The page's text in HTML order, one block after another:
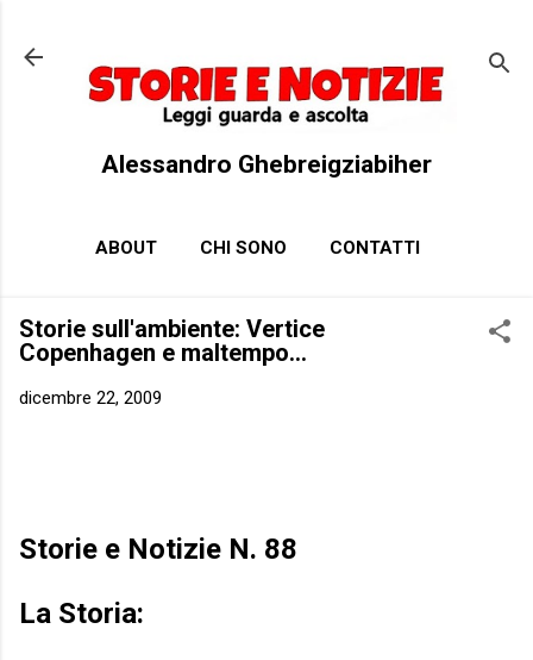
Alessandro Ghebreigziabiher
ABOUT CHI SONO CONTATTI
Storie sull'ambiente: Vertice
Copenhagen e maltempo…
dicembre 22, 2009
Storie e Notizie N. 88
La Storia: